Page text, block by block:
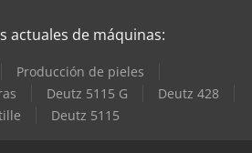
actuales de máquinas:
Producción de pieles
Deutz 5115 G
Deutz 428
Deutz 5115